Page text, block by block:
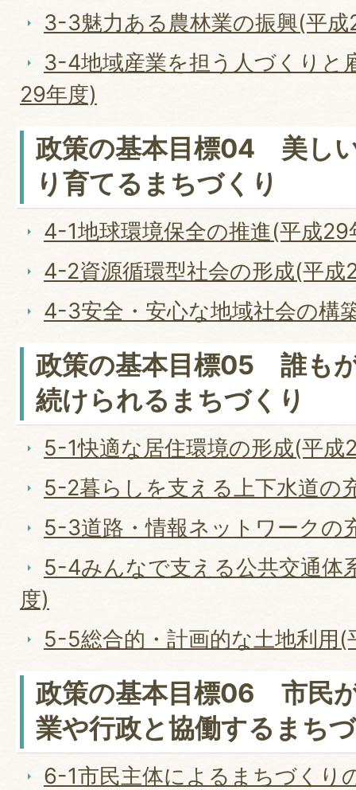
3-3魅力ある農林業の振興(平
3-4地域産業を担う人づくりと
29年度)
政策の基本目標04 美し
り育てるまちづくり
4-1地球環境保全の推進(平成29
4-2資源循環型社会の形成(平成
4-3安全・安心な地域社会の構
政策の基本目標05 誰も
続けられるまちづくり
5-1快適な居住環境の形成(平成
5-2暮らしを支える上下水道の
5-3道路・情報ネットワークの
5-4みんなで支える公共交通体
度)
5-5総合的・計画的な土地利用(
政策の基本目標06 市民
業や行政と協働するまち
6-1市民主体によるまちづくり